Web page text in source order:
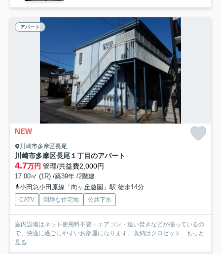
アパート
NEW
川崎市多摩区長尾
川崎市多摩区長尾１丁目のアパート
4.7万円 管理/共益費2,000円
17.00㎡ (1R) /築39年 /2階建
小田急小田原線「向ヶ丘遊園」駅 徒歩14分
CATV 閑静な住宅地 公共下水
室内設備はネット使用料不要・エアコン・追い焚きなどが揃っているの
で、快適に過ごしやすいお部屋になります。収納はクロゼット...
もっと
見る